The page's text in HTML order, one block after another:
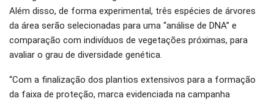
Além disso, de forma experimental, três espécies de árvores
da área serão selecionadas para uma “análise de DNA” e
comparação com indivíduos de vegetações próximas, para
avaliar o grau de diversidade genética.
“Com a finalização dos plantios extensivos para a formação
da faixa de proteção, marca evidenciada na campanha